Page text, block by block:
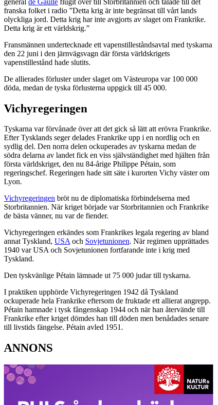
franska folket i radio ”Detta krig är inte begränsat till vårt lands
olyckliga jord. Detta krig har inte avgjorts av slaget om Frankrike.
Detta krig är ett världskrig.”
Fransmännen undertecknade ett vapenstilleståndsavtal med tyskarna
den 22 juni i den järnvägsvagn där första världskrigets
vapenstillestånd hade slutits.
De allierades förluster under slaget om Västeuropa var 100 000
döda, medan de tyska förlusterna uppgick till 45 000.
Vichyregeringen
Tyskarna var förvånade över att det gick så lätt att erövra Frankrike.
Efter Tysklands seger delades Frankrike upp i en nordlig och en
sydlig del. Den norra delen ockuperades av tyskarna medan de
södra delarna av landet fick en viss självständighet med hjälten från
första världskriget, den nu 84-årige Philippe Pétain, som
regeringschef. Regeringen hade sitt säte i kurorten Vichy väster om
Lyon.
Vichyregeringen bröt nu de diplomatiska förbindelserna med
Storbritannien. När kriget började var Storbritannien och Frankrike
de bästa vänner, nu var de fiender.
Vichyregeringen erkändes som Frankrikes legala regering av bland
annat Tyskland, USAoch Sovjetunionen. När regimen upprättades
1940 var USA och Sovjetunionen fortfarande inte i krig med
Tyskland.
Den tyskvänlige Pétain lämnade ut 75 000 judar till tyskarna.
I praktiken upphörde Vichyregeringen 1942 då Tyskland
ockuperade hela Frankrike eftersom de fruktade ett allierat angrepp.
Pétain hamnade i tysk fångenskap 1944 och när han återvände till
Frankrike efter kriget dömdes han till döden men benådades senare
till livstids fängelse. Pétain avled 1951.
ANNONS